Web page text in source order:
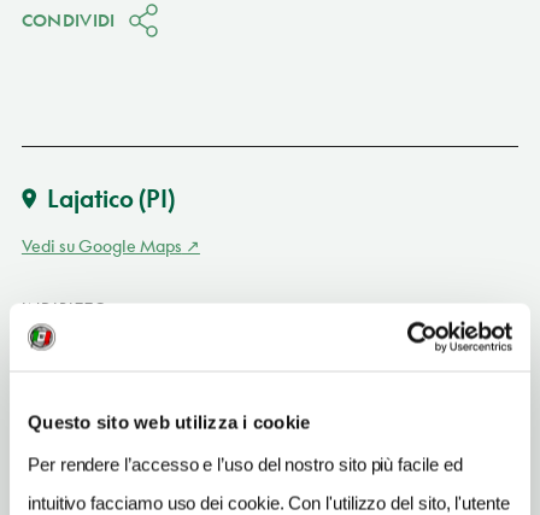
Questo sito web utilizza i cookie
Per rendere l’accesso e l’uso del nostro sito più facile ed
intuitivo facciamo uso dei cookie. Con l'utilizzo del sito, l'utente
CONDIVIDI
Lajatico(PI)
Vedi su Google Maps
INDIRIZZO
SR 439 al km 87,5 - 56030
www.ragoncino.it